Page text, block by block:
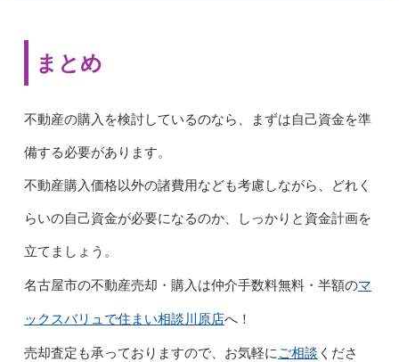
まとめ
不動産の購入を検討しているのなら、まずは自己資金を準
備する必要があります。
不動産購入価格以外の諸費用なども考慮しながら、どれく
らいの自己資金が必要になるのか、しっかりと資金計画を
立てましょう。
名古屋市の不動産売却・購入は仲介手数料無料・半額のマ
ックスバリュで住まい相談川原店へ！
売却査定も承っておりますので、お気軽にご相談 くださ